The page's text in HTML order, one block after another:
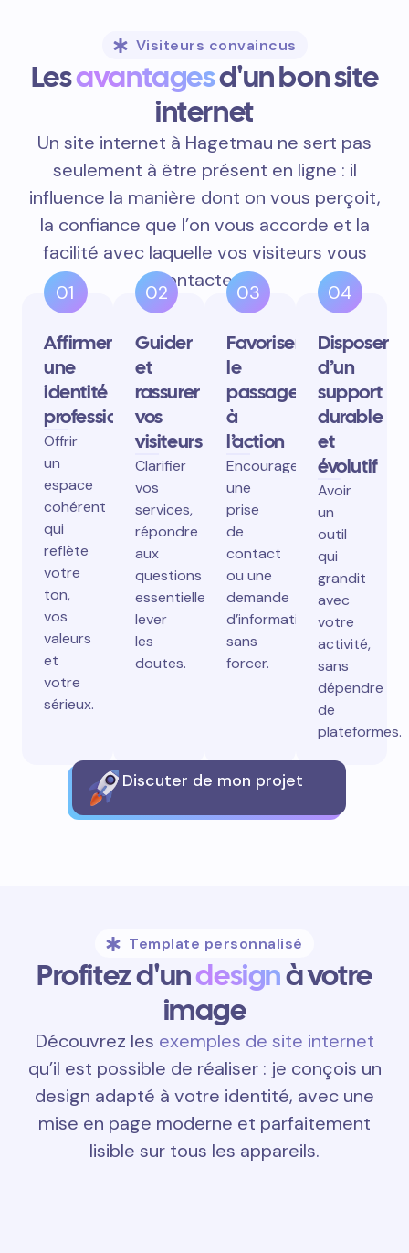
Visiteurs convaincus
Lesavantagesd'un bon site
internet
Un site internet à Hagetmau ne sert pas
seulement à être présent en ligne : il
influence la manière dont on vous perçoit,
la confiance que l’on vous accorde et la
facilité avec laquelle vos visiteurs vous
contactent.
01
Affirmer
une
identité
professionnelle
Offrir
un
espace
cohérent
qui
reflète
votre
ton,
vos
valeurs
et
votre
sérieux.
02
Guider
et
rassurer
vos
visiteurs
Clarifier
vos
services,
répondre
aux
questions
essentielles,
lever
les
doutes.
03
Favoriser
le
passage
à
l’action
Encourager
une
prise
de
contact
ou une
demande
d’information
sans
forcer.
04
Disposer
d’un
support
durable
et
évolutif
Avoir
un
outil
qui
grandit
avec
votre
activité,
sans
dépendre
de
plateformes.
Discuter de mon projet
Template personnalisé
Profitez d'undesignà votre
image
Découvrez les exemples de site internet
qu’il est possible de réaliser : je conçois un
design adapté à votre identité, avec une
mise en page moderne et parfaitement
lisible sur tous les appareils.